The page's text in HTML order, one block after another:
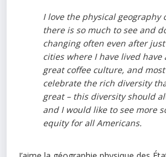
I love the physical geography
there is so much to see and
changing often even after
cities where I have lived have
great coffee culture, and
celebrate the rich diversity
great – this diversity should
and I would like to see more
equity for all Americans.